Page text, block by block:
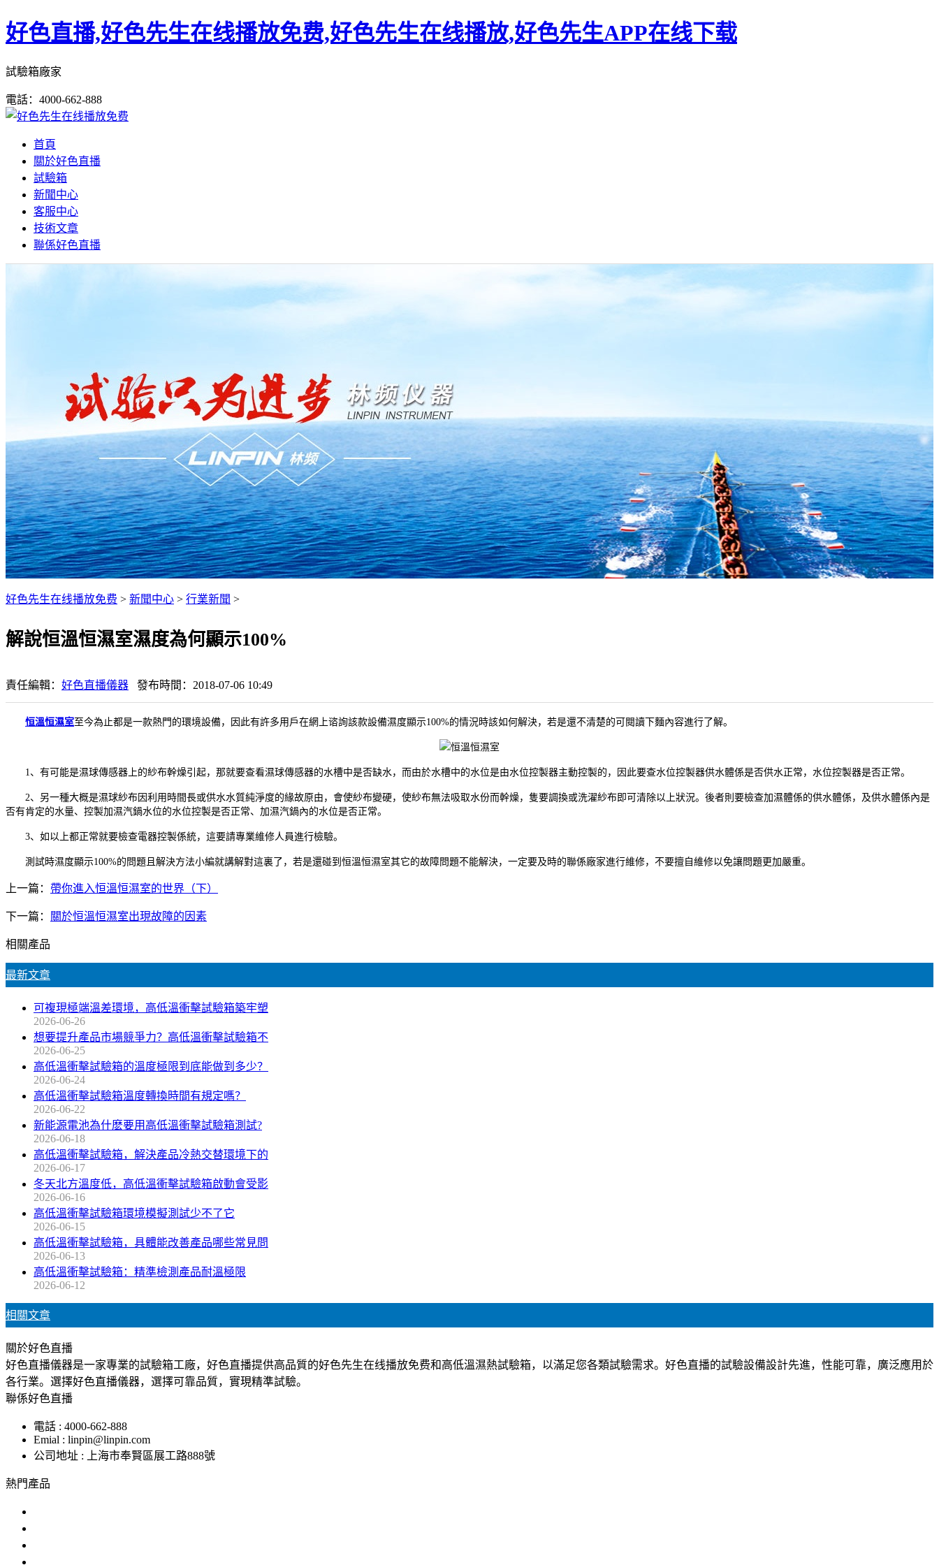
好色直播,好色先生在线播放免费,好色先生在线播放,好色先生APP在线下载
試驗箱廠家
電話：4000-662-888
首頁
關於好色直播
試驗箱
新聞中心
客服中心
技術文章
聯係好色直播
好色先生在线播放免费 > 新聞中心 > 行業新聞 >
解說恒溫恒濕室濕度為何顯示100%
責任編輯： 好色直播儀器 發布時間：2018-07-06 10:49
恒溫恒濕室至今為止都是一款熱門的環境設備，因此有許多用戶在網上谘詢該款設備濕度顯示100%的情況時該如何解決，若是還不清楚的可閱讀下麵內容進行了解。
1、有可能是濕球傳感器上的紗布幹燥引起，那就要查看濕球傳感器的水槽中是否缺水，而由於水槽中的水位是由水位控製器主動控製的，因此要查水位控製器供水體係是否供水正常，水位控製器是否正常。
2、另一種大概是濕球紗布因利用時間長或供水水質純淨度的緣故原由，會使紗布變硬，使紗布無法吸取水份而幹燥，隻要調換或洗濯紗布即可清除以上狀況。後者則要檢查加濕體係的供水體係，及供水體係內是
否有肯定的水量、控製加濕汽鍋水位的水位控製是否正常、加濕汽鍋內的水位是否正常。
3、如以上都正常就要檢查電器控製係統，這要請專業維修人員進行檢驗。
測試時濕度顯示100%的問題且解決方法小編就講解對這裏了，若是還碰到恒溫恒濕室其它的故障問題不能解決，一定要及時的聯係廠家進行維修，不要擅自維修以免讓問題更加嚴重。
上一篇： 帶你進入恒溫恒濕室的世界（下）
下一篇： 關於恒溫恒濕室出現故障的因素
相關產品
最新文章
可複現極端溫差環境，高低溫衝擊試驗箱築牢塑
2026-06-26
想要提升產品市場競爭力？高低溫衝擊試驗箱不
2026-06-25
高低溫衝擊試驗箱的溫度極限到底能做到多少？
2026-06-24
高低溫衝擊試驗箱溫度轉換時間有規定嗎？
2026-06-22
新能源電池為什麽要用高低溫衝擊試驗箱測試?
2026-06-18
高低溫衝擊試驗箱，解決產品冷熱交替環境下的
2026-06-17
冬天北方溫度低，高低溫衝擊試驗箱啟動會受影
2026-06-16
高低溫衝擊試驗箱環境模擬測試少不了它
2026-06-15
高低溫衝擊試驗箱，具體能改善產品哪些常見問
2026-06-13
高低溫衝擊試驗箱：精準檢測產品耐溫極限
2026-06-12
相關文章
關於好色直播
好色直播儀器是一家專業的試驗箱工廠，好色直播提供高品質的好色先生在线播放免费和高低溫濕熱試驗箱，以滿足您各類試驗需求。好色直播的試驗設備設計先進，性能可靠，廣泛應用於
各行業。選擇好色直播儀器，選擇可靠品質，實現精準試驗。
聯係好色直播
電話 : 4000-662-888
Emial : linpin@linpin.com
公司地址 : 上海市奉賢區展工路888號
熱門產品